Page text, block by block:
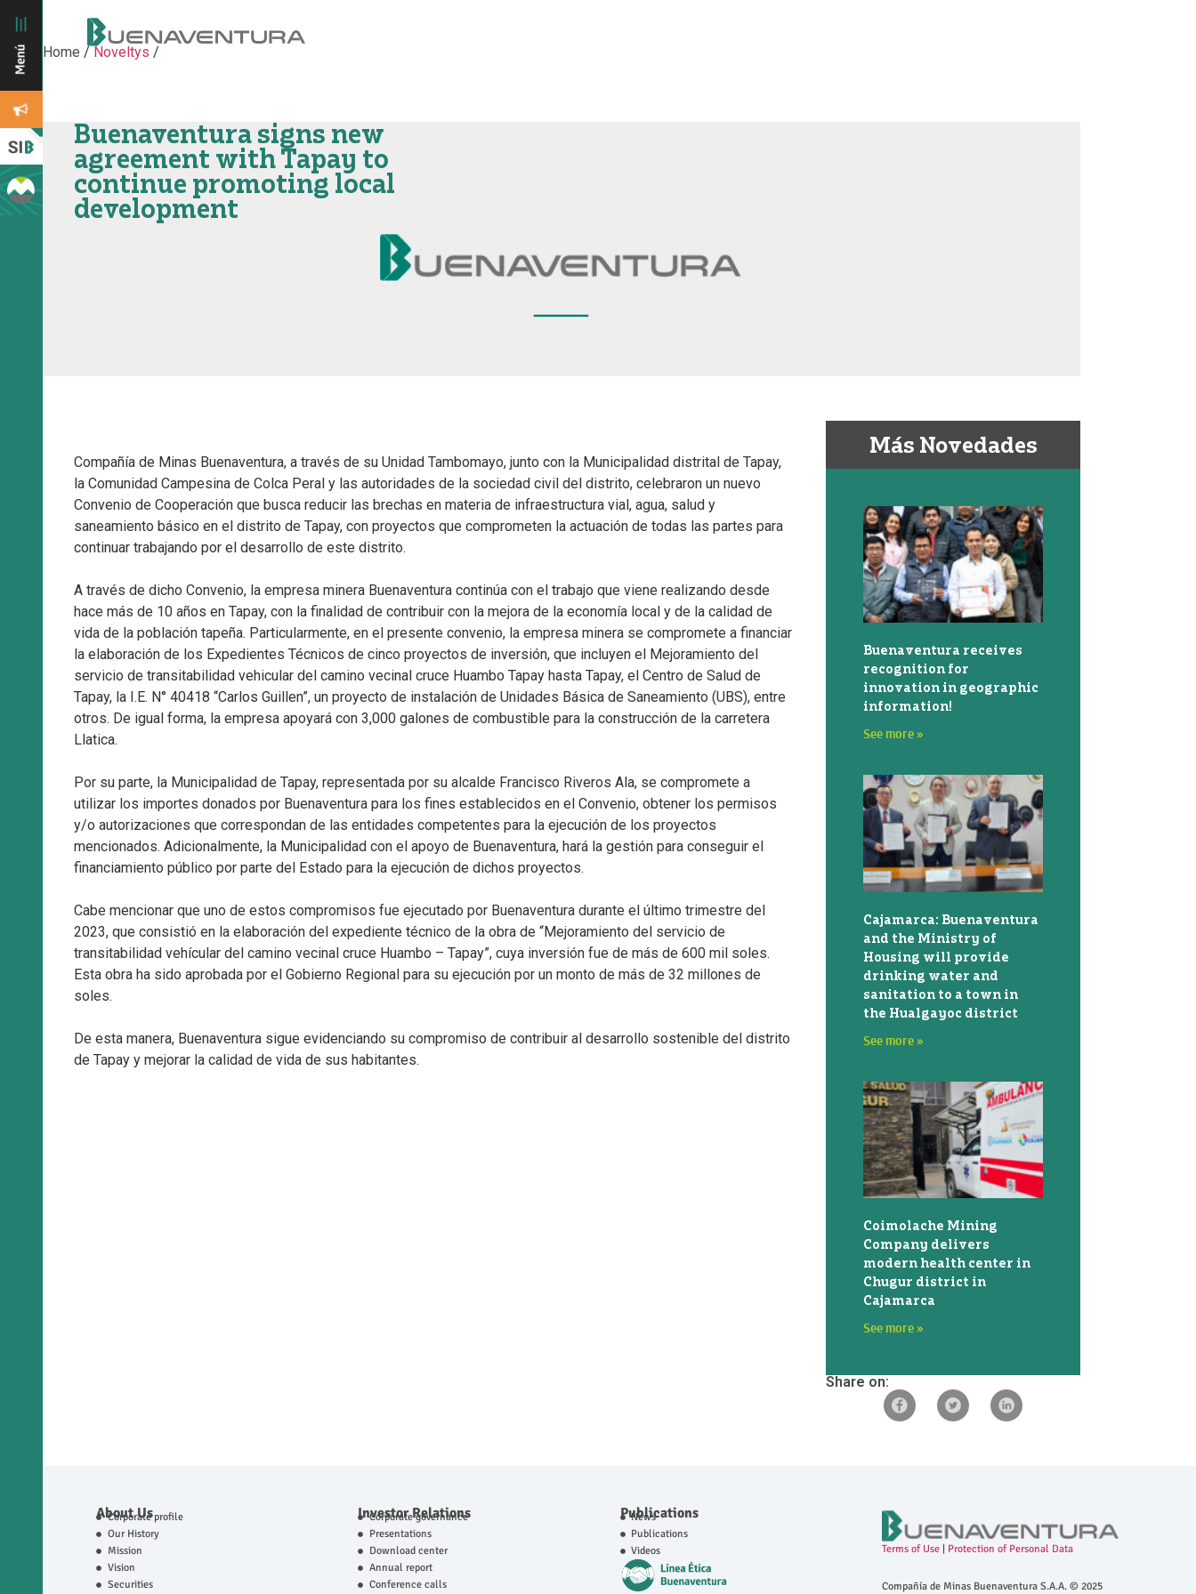
Home /Noveltys /
Buenaventura signs new
agreement with Tapay to
continue promoting local
development
Compañía de Minas Buenaventura, a través de su Unidad Tambomayo, junto con la Municipalidad distrital de Tapay,
la Comunidad Campesina de Colca Peral y las autoridades de la sociedad civil del distrito, celebraron un nuevo
Convenio de Cooperación que busca reducir las brechas en materia de infraestructura vial, agua, salud y
saneamiento básico en el distrito de Tapay, con proyectos que comprometen la actuación de todas las partes para
continuar trabajando por el desarrollo de este distrito.
A través de dicho Convenio, la empresa minera Buenaventura continúa con el trabajo que viene realizando desde
hace más de 10 años en Tapay, con la finalidad de contribuir con la mejora de la economía local y de la calidad de
vida de la población tapeña. Particularmente, en el presente convenio, la empresa minera se compromete a financiar
la elaboración de los Expedientes Técnicos de cinco proyectos de inversión, que incluyen el Mejoramiento del
servicio de transitabilidad vehicular del camino vecinal cruce Huambo Tapay hasta Tapay, el Centro de Salud de
Tapay, la I.E. N° 40418 “Carlos Guillen”, un proyecto de instalación de Unidades Básica de Saneamiento (UBS), entre
otros. De igual forma, la empresa apoyará con 3,000 galones de combustible para la construcción de la carretera
Llatica.
Por su parte, la Municipalidad de Tapay, representada por su alcalde Francisco Riveros Ala, se compromete a
utilizar los importes donados por Buenaventura para los fines establecidos en el Convenio, obtener los permisos
y/o autorizaciones que correspondan de las entidades competentes para la ejecución de los proyectos
mencionados. Adicionalmente, la Municipalidad con el apoyo de Buenaventura, hará la gestión para conseguir el
financiamiento público por parte del Estado para la ejecución de dichos proyectos.
Cabe mencionar que uno de estos compromisos fue ejecutado por Buenaventura durante el último trimestre del
2023, que consistió en la elaboración del expediente técnico de la obra de “Mejoramiento del servicio de
transitabilidad vehícular del camino vecinal cruce Huambo – Tapay”, cuya inversión fue de más de 600 mil soles.
Esta obra ha sido aprobada por el Gobierno Regional para su ejecución por un monto de más de 32 millones de
soles.
De esta manera, Buenaventura sigue evidenciando su compromiso de contribuir al desarrollo sostenible del distrito
de Tapay y mejorar la calidad de vida de sus habitantes.
Más Novedades
Buenaventura receives
recognition for
innovation in geographic
information!
See more »
Cajamarca: Buenaventura
and the Ministry of
Housing will provide
drinking water and
sanitation to a town in
the Hualgayoc district
See more »
Coimolache Mining
Company delivers
modern health center in
Chugur district in
Cajamarca
See more »
Share on:
About Us
Corporate profile
Our History
Mission
Vision
Securities
Investor Relations
Corporate governance
Presentations
Download center
Annual report
Conference calls
Publications
News
Publications
Videos
Terms of Use| Protection of Personal Data
Compañía de Minas Buenaventura S.A.A. © 2025